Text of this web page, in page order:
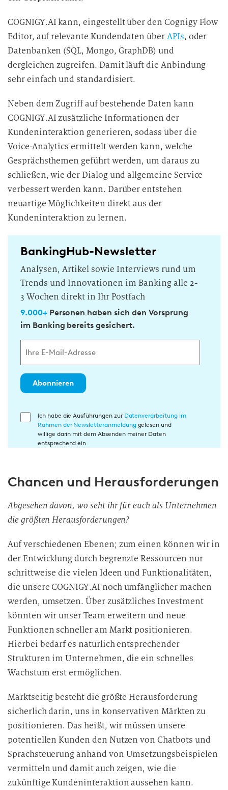
COGNIGY.AI kann, eingestellt über den Cognigy Flow
Editor, auf relevante Kundendaten überAPIs, oder
Datenbanken (SQL, Mongo, GraphDB) und
dergleichen zugreifen. Damit läuft die Anbindung
sehr einfach und standardisiert.
Neben dem Zugriff auf bestehende Daten kann
COGNIGY.AI zusätzliche Informationen der
Kundeninteraktion generieren, sodass über die
Voice-Analytics ermittelt werden kann, welche
Gesprächsthemen geführt werden, um daraus zu
schließen, wie der Dialog und allgemeine Service
verbessert werden kann. Darüber entstehen
neuartige Möglichkeiten direkt aus der
Kundeninteraktion zu lernen.
BankingHub-Newsletter
Analysen, Artikel sowie Interviews rund um
Trends und Innovationen im Banking alle 2-
3 Wochen direkt in Ihr Postfach
9.000+Personen haben sich den Vorsprung
im Banking bereits gesichert.
Abonnieren
E
l
i
g
n
g
i
e
D
a
t
e
v
e
b
e
i
Ich habe die Ausführungen zur Datenverarbeitung im
Rahmen der Newsletteranmeldunggelesen und
willige darin mit dem Absenden meiner Daten
entsprechend ein
Chancen und Herausforderungen
Abgesehen davon, wo seht ihr für euch als Unternehmen
die größten Herausforderungen?
Auf verschiedenen Ebenen; zum einen können wir in
der Entwicklung durch begrenzte Ressourcen nur
schrittweise die vielen Ideen und Funktionalitäten,
die unsere COGNIGY.AI noch umfänglicher machen
werden, umsetzen. Über zusätzliches Investment
könnten wir unser Team erweitern und neue
Funktionen schneller am Markt positionieren.
Hierbei bedarf es natürlich entsprechender
Strukturen im Unternehmen, die ein schnelles
Wachstum erst ermöglichen.
Marktseitig besteht die größte Herausforderung
sicherlich darin, uns in konservativen Märkten zu
positionieren. Das heißt, wir müssen unsere
potentiellen Kunden den Nutzen von Chatbots und
Sprachsteuerung anhand von Umsetzungsbeispielen
vermitteln und damit auch zeigen, wie die
zukünftige Kundeninteraktion aussehen kann.